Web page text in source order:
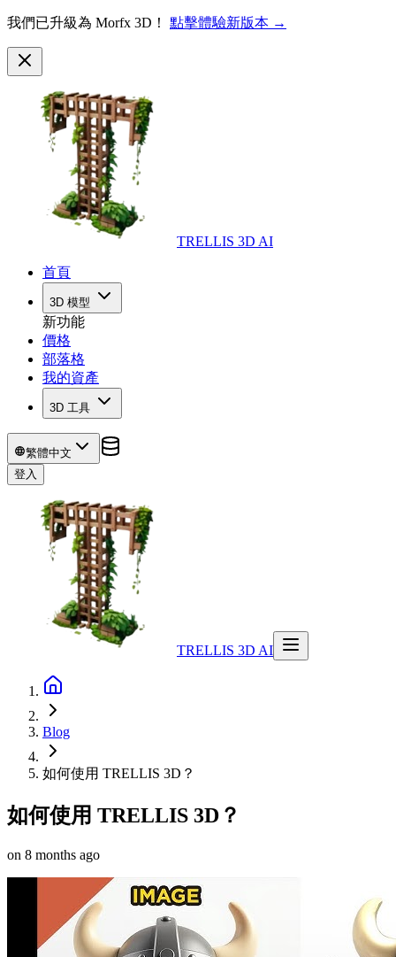
我們已升級為 Morfx 3D！ 點擊體驗新版本 →
TRELLIS 3D AI
首頁
3D 模型
新功能
價格
部落格
我的資產
3D 工具
繁體中文
登入
TRELLIS 3D AI
Blog
如何使用 TRELLIS 3D？
如何使用 TRELLIS 3D？
on 8 months ago